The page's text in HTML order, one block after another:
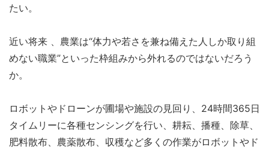
たい。
近い将来 、農業は“体力や若さを兼ね備えた人しか取り組
めない職業”といった枠組みから外れるのではないだろう
か。
ロボットやドローンが圃場や施設の見回り、24時間365日
タイムリーに各種センシングを行い、耕耘、播種、除草、
肥料散布、農薬散布、収穫など多くの作業がロボットやド